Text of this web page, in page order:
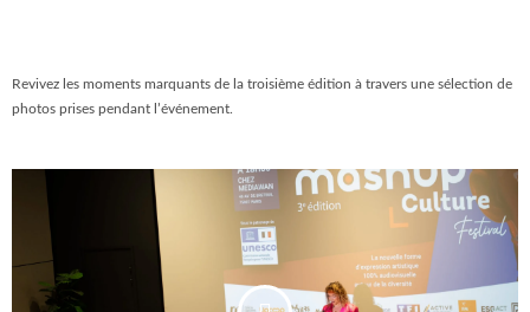
Revivez les moments marquants de la troisième édition à travers une sélection de
photos prises pendant l’événement.